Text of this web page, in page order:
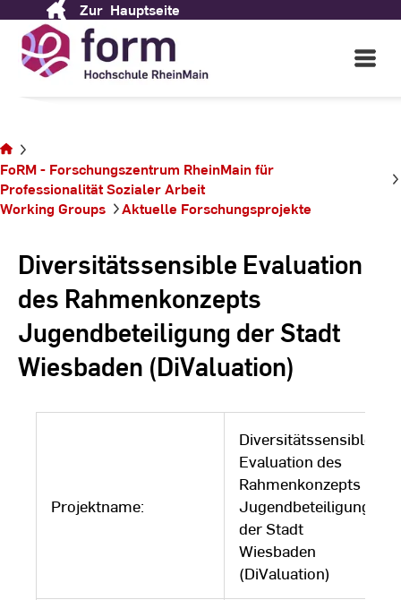
Content
Zur Hauptseite
Open
Main
Sie
befinden
sich auf
der
Seite
FoRM - Forschungszentrum RheinMain für
Professionalität ­Sozialer ­Arbeit
Working Groups
Aktuelle Forschungsprojekte
Diversitätssensible Evaluation
des Rahmenkonzepts
Jugendbeteiligung der Stadt
Wiesbaden (DiValuation)
Projektname:
Diversitätssensible
Evaluation des
Rahmenkonzepts
Jugendbeteiligung
der Stadt
Wiesbaden
(DiValuation)